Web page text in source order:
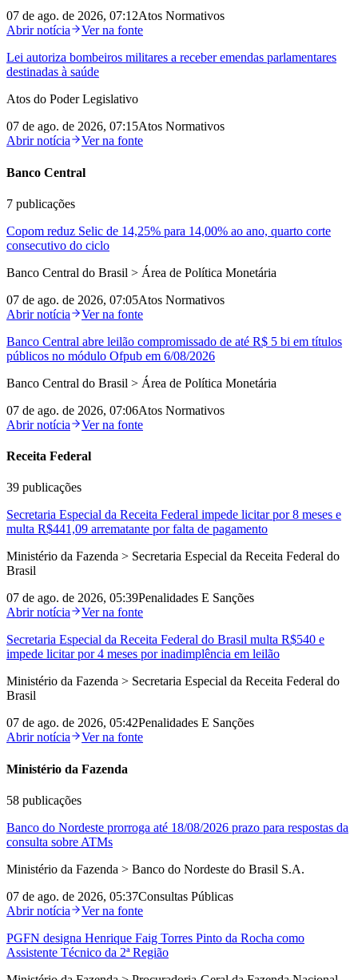
07 de ago. de 2026, 07:12Atos Normativos
Abrir notícia
Ver na fonte
Lei autoriza bombeiros militares a receber emendas parlamentares
destinadas à saúde
Atos do Poder Legislativo
07 de ago. de 2026, 07:15Atos Normativos
Abrir notícia
Ver na fonte
Banco Central
7 publicações
Copom reduz Selic de 14,25% para 14,00% ao ano, quarto corte
consecutivo do ciclo
Banco Central do Brasil > Área de Política Monetária
07 de ago. de 2026, 07:05Atos Normativos
Abrir notícia
Ver na fonte
Banco Central abre leilão compromissado de até R$ 5 bi em títulos
públicos no módulo Ofpub em 6/08/2026
Banco Central do Brasil > Área de Política Monetária
07 de ago. de 2026, 07:06Atos Normativos
Abrir notícia
Ver na fonte
Receita Federal
39 publicações
Secretaria Especial da Receita Federal impede licitar por 8 meses e
multa R$441,09 arrematante por falta de pagamento
Ministério da Fazenda > Secretaria Especial da Receita Federal do
Brasil
07 de ago. de 2026, 05:39Penalidades E Sanções
Abrir notícia
Ver na fonte
Secretaria Especial da Receita Federal do Brasil multa R$540 e
impede licitar por 4 meses por inadimplência em leilão
Ministério da Fazenda > Secretaria Especial da Receita Federal do
Brasil
07 de ago. de 2026, 05:42Penalidades E Sanções
Abrir notícia
Ver na fonte
Ministério da Fazenda
58 publicações
Banco do Nordeste prorroga até 18/08/2026 prazo para respostas da
consulta sobre ATMs
Ministério da Fazenda > Banco do Nordeste do Brasil S.A.
07 de ago. de 2026, 05:37Consultas Públicas
Abrir notícia
Ver na fonte
PGFN designa Henrique Faig Torres Pinto da Rocha como
Assistente Técnico da 2ª Região